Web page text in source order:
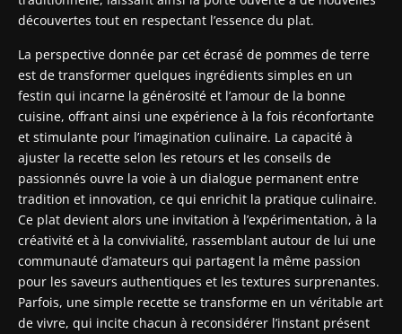
découvertes tout en respectant l’essence du plat.
La perspective donnée par cet écrasé de pommes de terre
est de transformer quelques ingrédients simples en un
festin qui incarne la générosité et l’amour de la bonne
cuisine, offrant ainsi une expérience à la fois réconfortante
et stimulante pour l’imagination culinaire. La capacité à
ajuster la recette selon les retours et les conseils de
passionnés ouvre la voie à un dialogue permanent entre
tradition et innovation, ce qui enrichit la pratique culinaire.
Ce plat devient alors une invitation à l’expérimentation, à la
créativité et à la convivialité, rassemblant autour de lui une
communauté d’amateurs qui partagent la même passion
pour les saveurs authentiques et les textures surprenantes.
Parfois, une simple recette se transforme en un véritable art
de vivre, qui incite chacun à reconsidérer l’instant présent